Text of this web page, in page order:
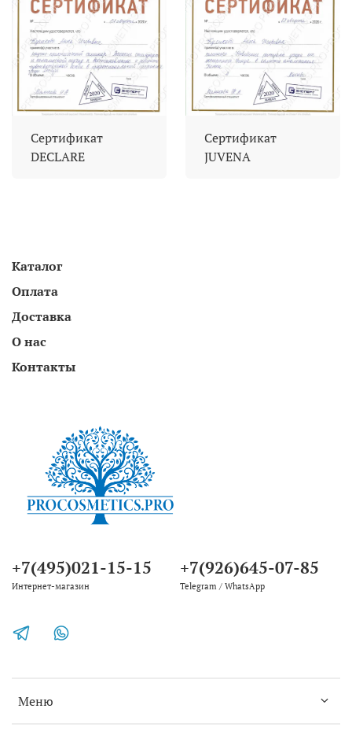
Сертификат
DECLARE
Сертификат
JUVENA
Каталог
Оплата
Доставка
О нас
Контакты
Меню
+7(495)021-15-15
Интернет-магазин
+7(926)645-07-85
Telegram / WhatsApp